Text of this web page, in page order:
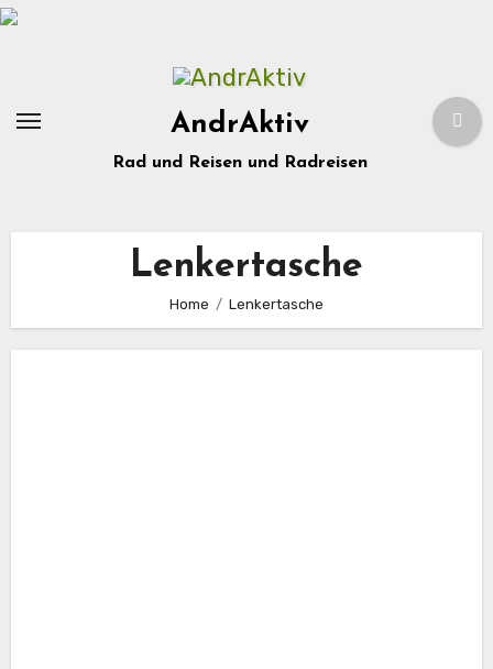
Zum
AndrAktiv
Rad und Reisen und Radreisen
Lenkertasche
Home Lenkertasche